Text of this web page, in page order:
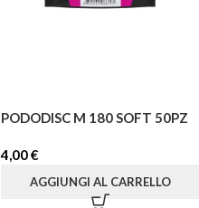
PODODISC M 180 SOFT 50PZ
4,00€
AGGIUNGI AL CARRELLO